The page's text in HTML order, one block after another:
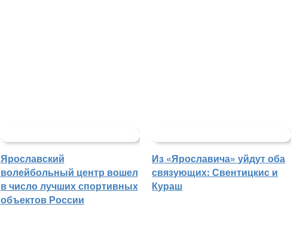
Ярославский
волейбольный центр вошел
в число лучших спортивных
объектов России
Из «Ярославича» уйдут оба
связующих: Свентицкис и
Кураш